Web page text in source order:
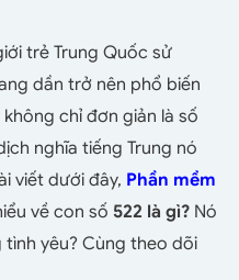
trẻ Trung Quốc sử
dần trở nên phổ biến
chỉ đơn giản là số
nghĩa tiếng Trung nó
viết dưới đây, Phần mềm
về con số 522 là gì? Nó
yêu? Cùng theo dõi